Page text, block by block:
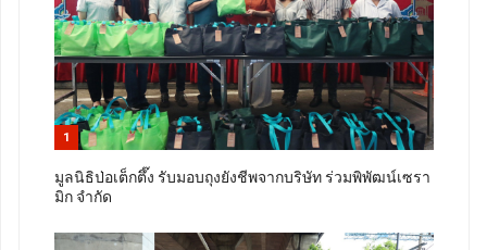
1
มูลนิธิป่อเต็กตึ๊ง รับมอบถุงยังชีพจากบริษัท ร่วมพิพัฒน์เซรา
มิก จำกัด